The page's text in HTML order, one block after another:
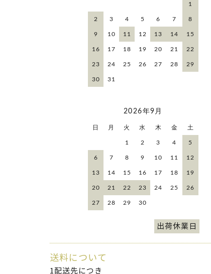
1
2 3 4 5 6 7 8
9 10 11 12 13 14 15
16 17 18 19 20 21 22
23 24 25 26 27 28 29
30 31
2026年9月
日 月 火 水 木 金 土
1 2 3 4 5
6 7 8 9 10 11 12
13 14 15 16 17 18 19
20 21 22 23 24 25 26
27 28 29 30
出荷休業日
送料について
1配送先につき